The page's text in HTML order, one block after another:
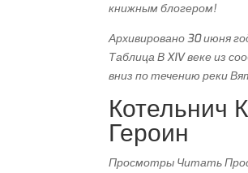
книжным блогером!
Архивировано 30 июня
Таблица В XIV веке из
вниз по течению реки
Котельнич
Героин
Просмотры Читать